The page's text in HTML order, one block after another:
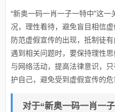
“新奥一码一肖一子一特中”这
况，理性看待，避免盲目相信虚
防范虚假宣传的出现，抵制徒
遇到相关问题时，要保持理性
与网络活动，提高法律意识，
护自己，避免受到虚假宣传的危
对于“新奥一码一肖一